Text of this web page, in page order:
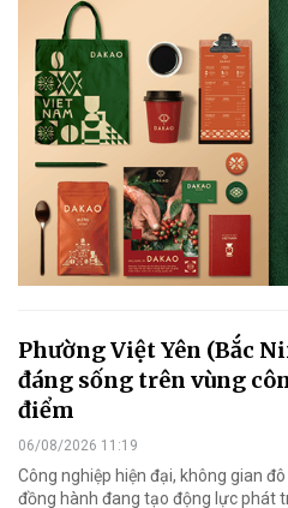
Phường Việt Yên (Bắc
đáng sống trên vùng
điểm
06/08/2026 11:19
Công nghiệp hiện đại, không gian
đồng hành đang tạo động lực phát